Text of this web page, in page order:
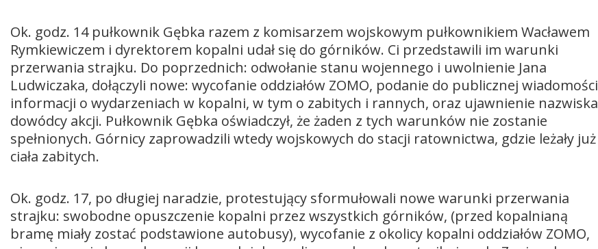
Ok. godz. 14 pułkownik Gębka razem z komisarzem wojskowym pułkownikiem Wacławem
Rymkiewiczem i dyrektorem kopalni udał się do górników. Ci przedstawili im warunki
przerwania strajku. Do poprzednich: odwołanie stanu wojennego i uwolnienie Jana
Ludwiczaka, dołączyli nowe: wycofanie oddziałów ZOMO, podanie do publicznej wiadomości
informacji o wydarzeniach w kopalni, w tym o zabitych i rannych, oraz ujawnienie nazwiska
dowódcy akcji. Pułkownik Gębka oświadczył, że żaden z tych warunków nie zostanie
spełnionych. Górnicy zaprowadzili wtedy wojskowych do stacji ratownictwa, gdzie leżały już
ciała zabitych.
Ok. godz. 17, po długiej naradzie, protestujący sformułowali nowe warunki przerwania
strajku: swobodne opuszczenie kopalni przez wszystkich górników, (przed kopalnianą
bramę miały zostać podstawione autobusy), wycofanie z okolicy kopalni oddziałów ZOMO,